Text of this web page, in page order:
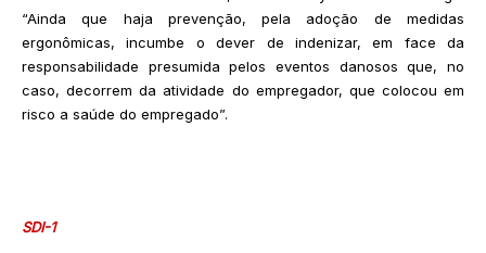
“Ainda que haja prevenção, pela adoção de medidas
ergonômicas, incumbe o dever de indenizar, em face da
responsabilidade presumida pelos eventos danosos que, no
caso, decorrem da atividade do empregador, que colocou em
risco a saúde do empregado”.
SDI-1